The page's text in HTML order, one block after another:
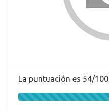
La puntuación es 54/100